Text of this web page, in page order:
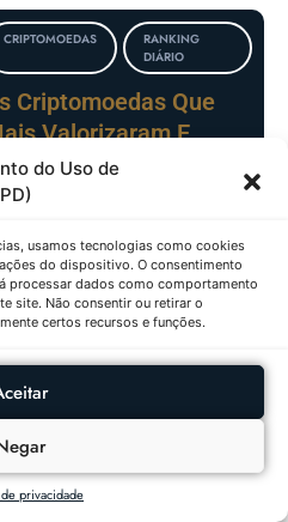
do Uso de
usamos tecnologias como cookies
do dispositivo. O consentimento
processar dados como comportamento
site. Não consentir ou retirar o
certos recursos e funções.
privacidade
CRIPTOMOEDAS
RANKING
DIÁRIO
Criptomoedas Que
Valorizaram E
Em
08/2026
AÇÕES RANKING DIÁRIO
Com Maiores
Em
08/2026
FUNDOS
IMOBILIÁRIOS
RANKING